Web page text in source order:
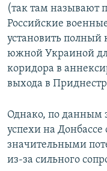
(так там называют
Российские
установить полный
южной Украиной
коридора в
выхода в
Однако, по данным
успехи на
значительными
из-за сильного